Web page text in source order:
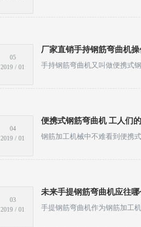
05
2019 / 01
厂家直销手持钢筋弯曲机
04
2019 / 01
便携式钢筋弯曲机 工人们
03
2019 / 01
未来手提钢筋弯曲机应往